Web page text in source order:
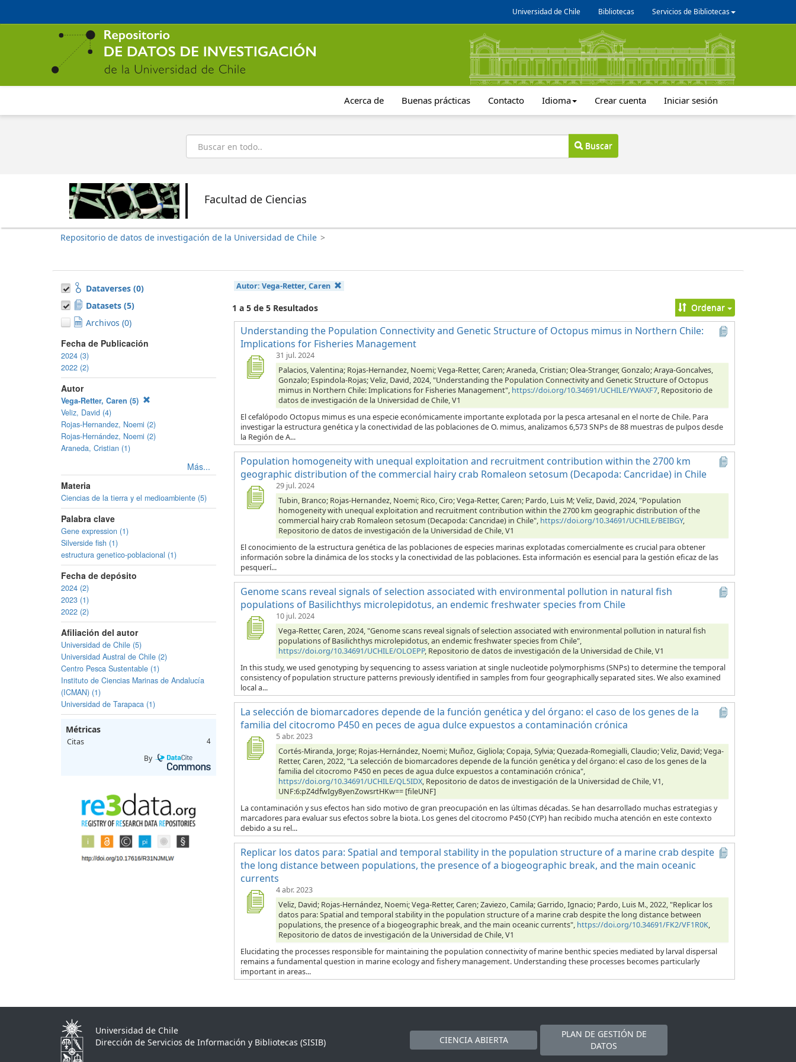
contenido
Universidad de Chile Bibliotecas Servicios de Bibliotecas
Acerca de Buenas prácticas Contacto Idioma Crear cuenta Iniciar sesión
Buscar
Buscar
Facultad de Ciencias
Repositorio de datos de investigación de la Universidad de Chile >
Dataverses (0)
Datasets (5)
Archivos (0)
Fecha de Publicación
2024 (3)
2022 (2)
Autor
Vega-Retter, Caren (5)
Veliz, David (4)
Rojas-Hernandez, Noemi (2)
Rojas-Hernández, Noemi (2)
Araneda, Cristian (1)
Más...
Materia
Ciencias de la tierra y el medioambiente (5)
Palabra clave
Gene expression (1)
Silverside fish (1)
estructura genetico-poblacional (1)
Fecha de depósito
2024 (2)
2023 (1)
2022 (2)
Afiliación del autor
Universidad de Chile (5)
Universidad Austral de Chile (2)
Centro Pesca Sustentable (1)
Instituto de Ciencias Marinas de Andalucía
(ICMAN) (1)
Universidad de Tarapaca (1)
Métricas
Citas 4
By
Autor: Vega-Retter, Caren
1 a 5 de 5 Resultados Ordenar
Understanding the Population Connectivity and Genetic Structure of Octopus mimus in Northern Chile:
Implications for Fisheries Management
31 jul. 2024
Palacios, Valentina; Rojas-Hernandez, Noemi; Vega-Retter, Caren; Araneda, Cristian; Olea-Stranger, Gonzalo; Araya-Goncalves,
Gonzalo; Espindola-Rojas; Veliz, David, 2024, "Understanding the Population Connectivity and Genetic Structure of Octopus
mimus in Northern Chile: Implications for Fisheries Management", https://doi.org/10.34691/UCHILE/YWAXF7, Repositorio de
datos de investigación de la Universidad de Chile, V1
El cefalópodo Octopus mimus es una especie económicamente importante explotada por la pesca artesanal en el norte de Chile. Para
investigar la estructura genética y la conectividad de las poblaciones de O. mimus, analizamos 6,573 SNPs de 88 muestras de pulpos desde
la Región de A...
Population homogeneity with unequal exploitation and recruitment contribution within the 2700 km
geographic distribution of the commercial hairy crab Romaleon setosum (Decapoda: Cancridae) in Chile
29 jul. 2024
Tubin, Branco; Rojas-Hernandez, Noemi; Rico, Ciro; Vega-Retter, Caren; Pardo, Luis M; Veliz, David, 2024, "Population
homogeneity with unequal exploitation and recruitment contribution within the 2700 km geographic distribution of the
commercial hairy crab Romaleon setosum (Decapoda: Cancridae) in Chile", https://doi.org/10.34691/UCHILE/BEIBGY,
Repositorio de datos de investigación de la Universidad de Chile, V1
El conocimiento de la estructura genética de las poblaciones de especies marinas explotadas comercialmente es crucial para obtener
información sobre la dinámica de los stocks y la conectividad de las poblaciones. Esta información es esencial para la gestión eficaz de las
pesquerí...
Genome scans reveal signals of selection associated with environmental pollution in natural fish
populations of Basilichthys microlepidotus, an endemic freshwater species from Chile
10 jul. 2024
Vega-Retter, Caren, 2024, "Genome scans reveal signals of selection associated with environmental pollution in natural fish
populations of Basilichthys microlepidotus, an endemic freshwater species from Chile",
https://doi.org/10.34691/UCHILE/OLOEPP, Repositorio de datos de investigación de la Universidad de Chile, V1
In this study, we used genotyping by sequencing to assess variation at single nucleotide polymorphisms (SNPs) to determine the temporal
consistency of population structure patterns previously identified in samples from four geographically separated sites. We also examined
local a...
La selección de biomarcadores depende de la función genética y del órgano: el caso de los genes de la
familia del citocromo P450 en peces de agua dulce expuestos a contaminación crónica
5 abr. 2023
Cortés-Miranda, Jorge; Rojas-Hernández, Noemi; Muñoz, Gigliola; Copaja, Sylvia; Quezada-Romegialli, Claudio; Veliz, David; Vega-
Retter, Caren, 2022, "La selección de biomarcadores depende de la función genética y del órgano: el caso de los genes de la
familia del citocromo P450 en peces de agua dulce expuestos a contaminación crónica",
https://doi.org/10.34691/UCHILE/QL5IDX, Repositorio de datos de investigación de la Universidad de Chile, V1,
UNF:6:pZ4dfwIgy8yenZowsrtHKw== [fileUNF]
La contaminación y sus efectos han sido motivo de gran preocupación en las últimas décadas. Se han desarrollado muchas estrategias y
marcadores para evaluar sus efectos sobre la biota. Los genes del citocromo P450 (CYP) han recibido mucha atención en este contexto
debido a su rel...
Replicar los datos para: Spatial and temporal stability in the population structure of a marine crab despite
the long distance between populations, the presence of a biogeographic break, and the main oceanic
currents
4 abr. 2023
Veliz, David; Rojas-Hernández, Noemi; Vega-Retter, Caren; Zaviezo, Camila; Garrido, Ignacio; Pardo, Luis M., 2022, "Replicar los
datos para: Spatial and temporal stability in the population structure of a marine crab despite the long distance between
populations, the presence of a biogeographic break, and the main oceanic currents", https://doi.org/10.34691/FK2/VF1R0K,
Repositorio de datos de investigación de la Universidad de Chile, V1
Elucidating the processes responsible for maintaining the population connectivity of marine benthic species mediated by larval dispersal
remains a fundamental question in marine ecology and fishery management. Understanding these processes becomes particularly
important in areas...
Universidad de Chile
Dirección de Servicios de Información y Bibliotecas (SISIB)
CIENCIA ABIERTA
PLAN DE GESTIÓN DE
DATOS